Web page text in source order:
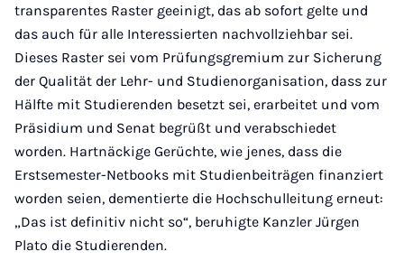
transparentes Raster geeinigt, das ab sofort gelte und
das auch für alle Interessierten nachvollziehbar sei.
Dieses Raster sei vom Prüfungsgremium zur Sicherung
der Qualität der Lehr- und Studienorganisation, dass zur
Hälfte mit Studierenden besetzt sei, erarbeitet und vom
Präsidium und Senat begrüßt und verabschiedet
worden. Hartnäckige Gerüchte, wie jenes, dass die
Erstsemester-Netbooks mit Studienbeiträgen finanziert
worden seien, dementierte die Hochschulleitung erneut:
„Das ist definitiv nicht so“, beruhigte Kanzler Jürgen
Plato die Studierenden.